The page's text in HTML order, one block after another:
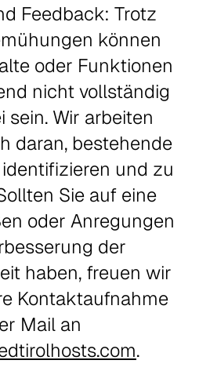
Feedback: Trotz
können
oder Funktionen
nicht vollständig
sein. Wir arbeiten
daran, bestehende
und zu
Sie auf eine
oder Anregungen
der
haben, freuen wir
Kontaktaufnahme
Mail an
.